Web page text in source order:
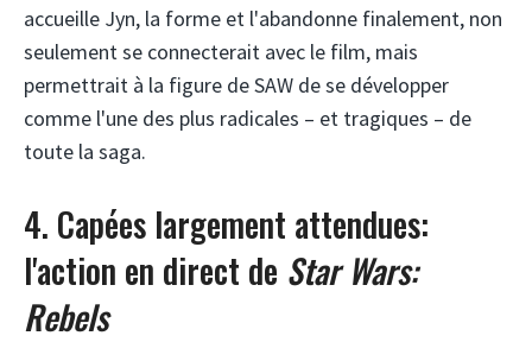
accueille Jyn, la forme et l'abandonne finalement, non
seulement se connecterait avec le film, mais
permettrait à la figure de SAW de se développer
comme l'une des plus radicales – et tragiques – de
toute la saga.
4. Capées largement attendues:
l'action en direct de Star Wars:
Rebels